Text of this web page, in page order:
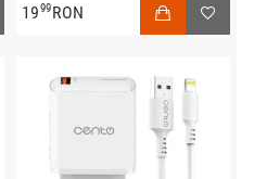
1999RON